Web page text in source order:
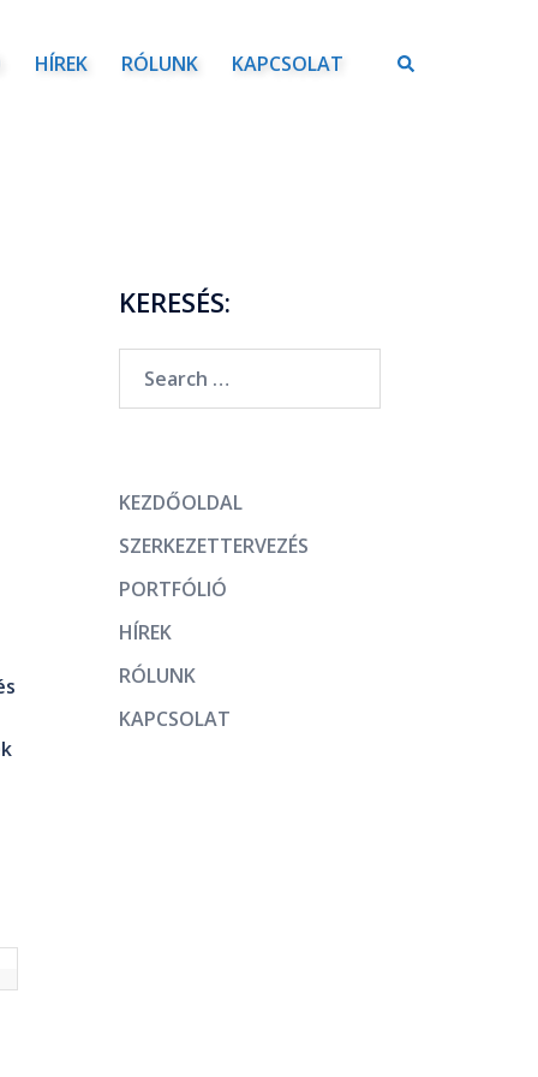
HÍREK RÓLUNK KAPCSOLAT
KERESÉS:
KEZDŐOLDAL
SZERKEZETTERVEZÉS
PORTFÓLIÓ
HÍREK
RÓLUNK
KAPCSOLAT